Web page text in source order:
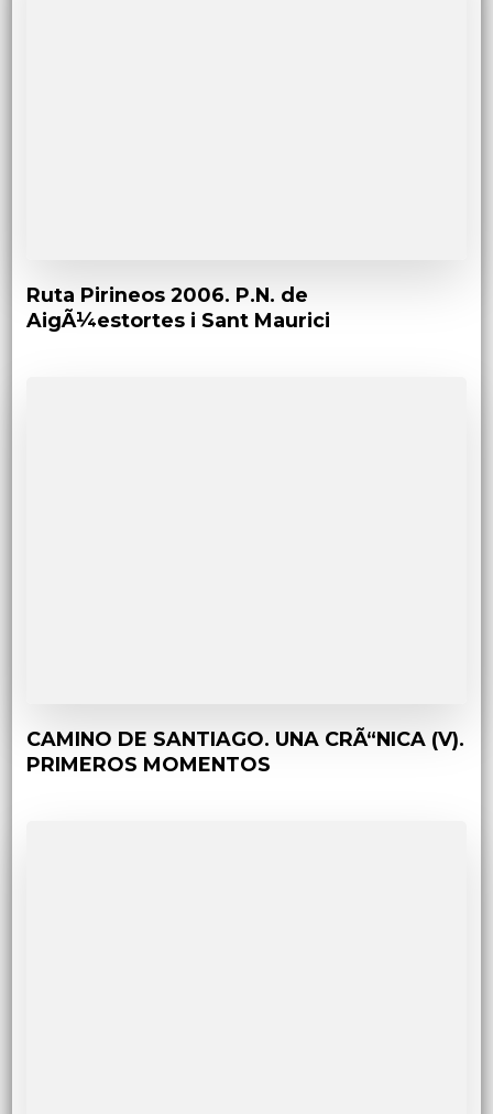
Ruta Pirineos 2006. P.N. de
AigÃ¼estortes i Sant Maurici
CAMINO DE SANTIAGO. UNA CRÃ“NICA (V).
PRIMEROS MOMENTOS